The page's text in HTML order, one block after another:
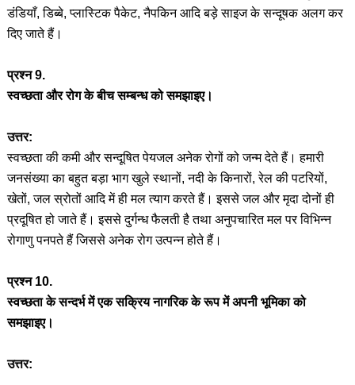
डंडियाँ, डिब्बे, प्लास्टिक पैकेट, नैपकिन आदि बड़े साइज के सन्दूषक अलग कर
दिए जाते हैं।
प्रश्न 9.
स्वच्छता और रोग के बीच सम्बन्ध को समझाइए।
उत्तर:
स्वच्छता की कमी और सन्दूषित पेयजल अनेक रोगों को जन्म देते हैं। हमारी
जनसंख्या का बहुत बड़ा भाग खुले स्थानों, नदी के किनारों, रेल की पटरियों,
खेतों, जल स्रोतों आदि में ही मल त्याग करते हैं। इससे जल और मृदा दोनों ही
प्रदूषित हो जाते हैं। इससे दुर्गन्ध फैलती है तथा अनुपचारित मल पर विभिन्न
रोगाणु पनपते हैं जिससे अनेक रोग उत्पन्न होते हैं।
प्रश्न 10.
स्वच्छता के सन्दर्भ में एक सक्रिय नागरिक के रूप में अपनी भूमिका को
समझाइए।
उत्तर: